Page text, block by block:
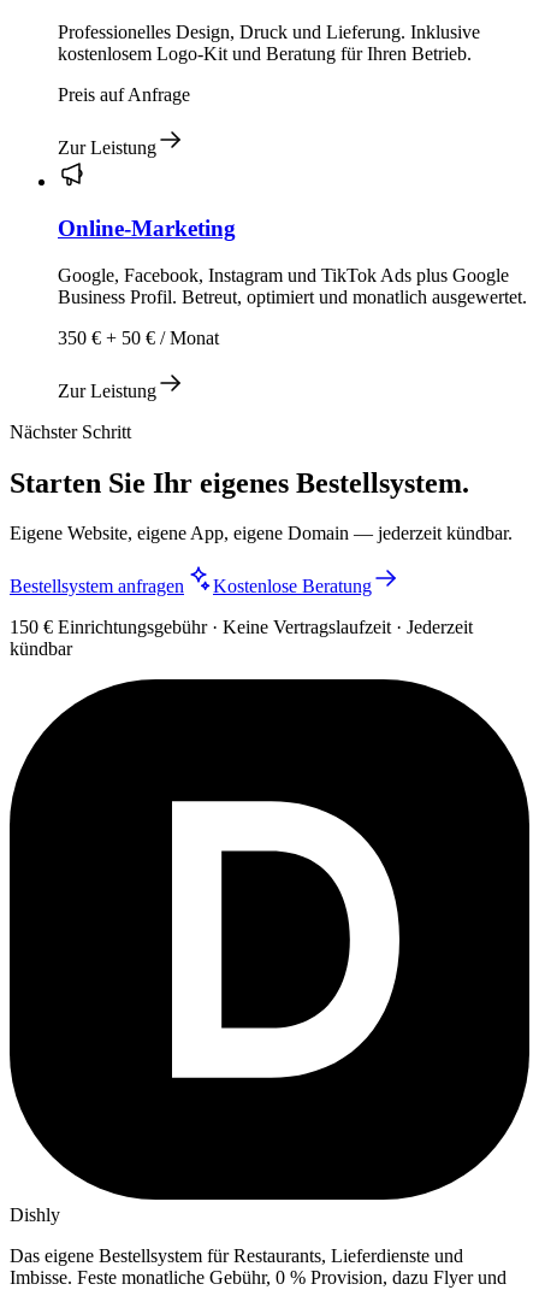
Professionelles Design, Druck und Lieferung. Inklusive
kostenlosem Logo-Kit und Beratung für Ihren Betrieb.
Preis auf Anfrage
Zur Leistung
Online-Marketing
Google, Facebook, Instagram und TikTok Ads plus Google
Business Profil. Betreut, optimiert und monatlich ausgewertet.
350 € + 50 € / Monat
Zur Leistung
Nächster Schritt
Starten Sie Ihr eigenes Bestellsystem.
Eigene Website, eigene App, eigene Domain — jederzeit kündbar.
Bestellsystem anfragen
Kostenlose Beratung
150 € Einrichtungsgebühr · Keine Vertragslaufzeit · Jederzeit
kündbar
Dishly
Das eigene Bestellsystem für Restaurants, Lieferdienste und
Imbisse. Feste monatliche Gebühr, 0 % Provision, dazu Flyer und